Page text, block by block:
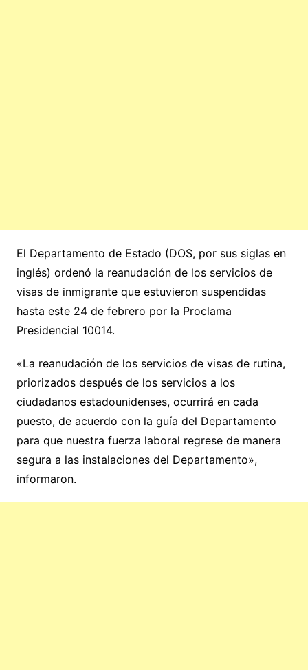
El Departamento de Estado (DOS, por sus siglas en
inglés) ordenó la reanudación de los servicios de
visas de inmigrante que estuvieron suspendidas
hasta este 24 de febrero por la Proclama
Presidencial 10014.
«La reanudación de los servicios de visas de rutina,
priorizados después de los servicios a los
ciudadanos estadounidenses, ocurrirá en cada
puesto, de acuerdo con la guía del Departamento
para que nuestra fuerza laboral regrese de manera
segura a las instalaciones del Departamento»,
informaron.